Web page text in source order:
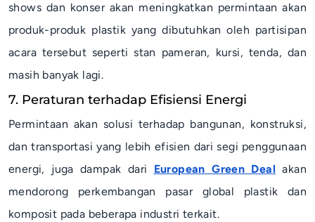
shows dan konser akan meningkatkan permintaan akan
produk-produk plastik yang dibutuhkan oleh partisipan
acara tersebut seperti stan pameran, kursi, tenda, dan
masih banyak lagi.
7. Peraturan terhadap Efisiensi Energi
Permintaan akan solusi terhadap bangunan, konstruksi,
dan transportasi yang lebih efisien dari segi penggunaan
energi, juga dampak dari European Green Deal akan
mendorong perkembangan pasar global plastik dan
komposit pada beberapa industri terkait.